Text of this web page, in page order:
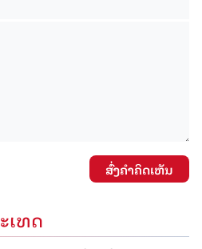
ສົ່ງຄໍາຄິດເຫັນ
ເທດ